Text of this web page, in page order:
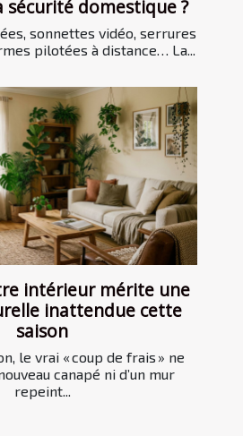
sécurité domestique ?
sonnettes vidéo, serrures
pilotées à distance… La...
intérieur mérite une
inattendue cette
saison
le vrai « coup de frais » ne
canapé ni d’un mur
repeint...